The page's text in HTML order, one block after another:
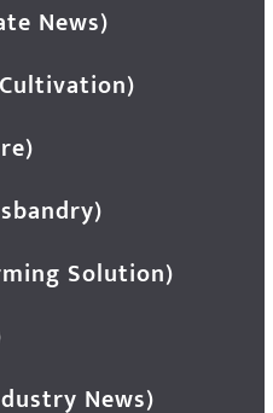
News)
Solution)
News)